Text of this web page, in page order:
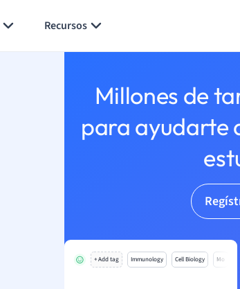
Recursos
Millones de
para ayudarte
+ Add tag Immunology Cell Biology Mo